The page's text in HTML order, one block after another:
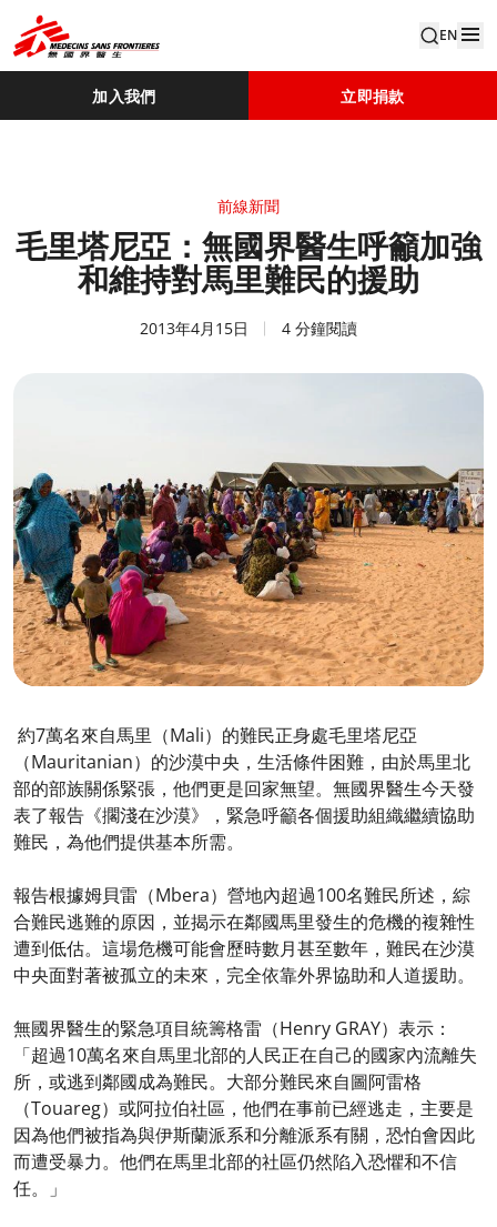
EN
加入我們 立即捐款
前線新聞
毛里塔尼亞：無國界醫生呼籲加強
和維持對馬里難民的援助
2013年4月15日 4 分鐘閱讀
約7萬名來自馬里（Mali）的難民正身處毛里塔尼亞
（Mauritanian）的沙漠中央，生活條件困難，由於馬里北
部的部族關係緊張，他們更是回家無望。無國界醫生今天發
表了報告《擱淺在沙漠》，緊急呼籲各個援助組織繼續協助
難民，為他們提供基本所需。
報告根據姆貝雷（Mbera）營地內超過100名難民所述，綜
合難民逃難的原因，並揭示在鄰國馬里發生的危機的複雜性
遭到低估。這場危機可能會歷時數月甚至數年，難民在沙漠
中央面對著被孤立的未來，完全依靠外界協助和人道援助。
無國界醫生的緊急項目統籌格雷（Henry GRAY）表示：
「超過10萬名來自馬里北部的人民正在自己的國家內流離失
所，或逃到鄰國成為難民。大部分難民來自圖阿雷格
（Touareg）或阿拉伯社區，他們在事前已經逃走，主要是
因為他們被指為與伊斯蘭派系和分離派系有關，恐怕會因此
而遭受暴力。他們在馬里北部的社區仍然陷入恐懼和不信
任。」